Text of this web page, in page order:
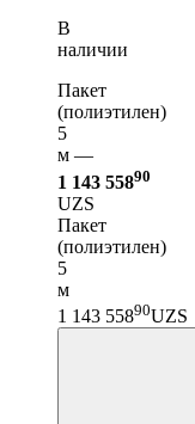
В
наличии
Пакет
(полиэтилен)
5
м —
1 143 55890
UZS
Пакет
(полиэтилен)
5
м
1 143 55890UZS